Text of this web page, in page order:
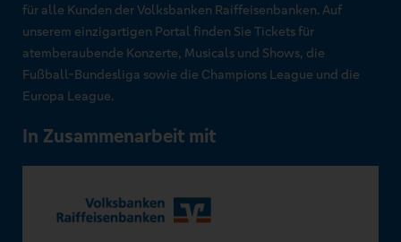
für alle Kunden der Volksbanken Raiffeisenbanken. Auf
unserem einzigartigen Portal finden Sie Tickets für
atemberaubende Konzerte, Musicals und Shows, die
Fußball-Bundesliga sowie die Champions League und die
Europa League.
In Zusammenarbeit mit